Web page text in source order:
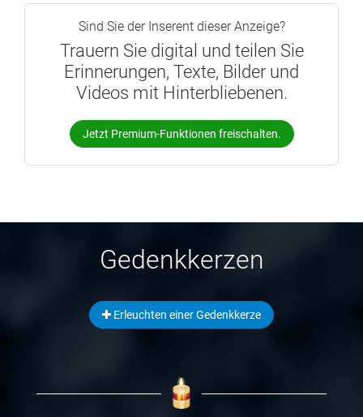
Sind Sie der Inserent dieser Anzeige?
Trauern Sie digital und teilen Sie
Erinnerungen, Texte, Bilder und
Videos mit Hinterbliebenen.
Jetzt Premium-Funktionen freischalten.
Gedenkkerzen
Erleuchten einer Gedenkkerze